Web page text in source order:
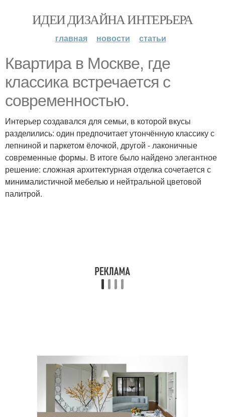
ИДЕИ ДИЗАЙНА ИНТЕРЬЕРА
главная новости статьи
Квартира в Москве, где
классика встречается с
современностью.
Интерьер создавался для семьи, в которой вкусы
разделились: один предпочитает утончённую классику с
лепниной и паркетом ёлочкой, другой - лаконичные
современные формы. В итоге было найдено элегантное
решение: сложная архитектурная отделка сочетается с
минималистичной мебелью и нейтральной цветовой
палитрой.